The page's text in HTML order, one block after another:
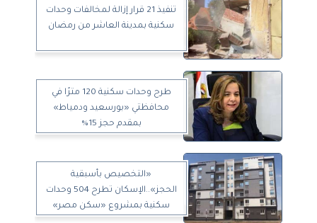
تنفيذ 21 قرار إزالة لمخالفات وحدات
سكنية بمدينة العاشر من رمضان
طرح وحدات سكنية 120 مترًا في
محافظتي «بورسعيد ودمياط»
بمقدم حجز 15%
«التخصيص بأسبقية
الحجز»..الإسكان تطرح 504 وحدات
سكنية بمشروع «سكن مصر»